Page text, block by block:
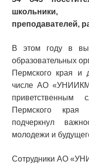
школьники,
преподавателей,
В этом году в
образовательных
Пермского края и
числе АО
приветственным
Пермского края
подчеркнул
молодежи и
Сотрудники АО